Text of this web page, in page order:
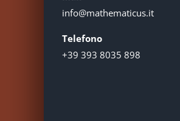
info@mathematicus.it
Telefono
+39 393 8035 898